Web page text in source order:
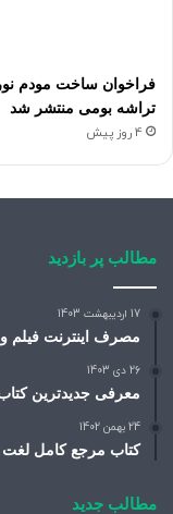
فراخوان ساخت مودم
تراشه بومی منتشر شد
4 روز پیش
مطالب پر بازدید
17 اردیبهشت 1403
مصرف اینترنت فیلم
26 دی 1403
معرفی جدیدترین
24 بهمن 1402
کتاب مرجع کامل
مطالب جدید